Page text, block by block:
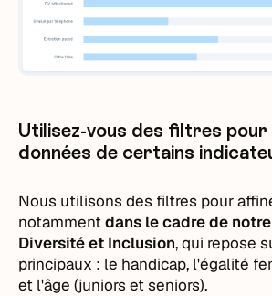
Utilisez-vous des filtres pour
données de certains
Nous utilisons des filtres pour
notammentdans le cadre de
Diversité et Inclusion, qui repose
principaux : le handicap, l'égalité
et l'âge (juniors et seniors).